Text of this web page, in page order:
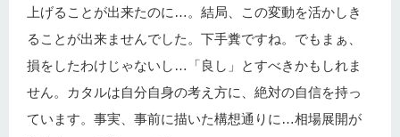
上げることが出来たのに…。結局、この変動を活かしき
ることが出来ませんでした。下手糞ですね。でもまぁ、
損をしたわけじゃないし…「良し」とすべきかもしれま
せん。カタルは自分自身の考え方に、絶対の自信を持っ
ています。事実、事前に描いた構想通りに…相場展開が